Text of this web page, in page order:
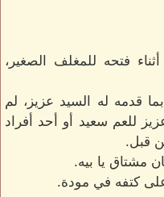
فتحه للمغلف الصغير،
قدمه له السيد عزيز، لم
للعم سعيد أو أحد أفراد
قبل.
مشتاق يا بيه.
كتفه في مودة.